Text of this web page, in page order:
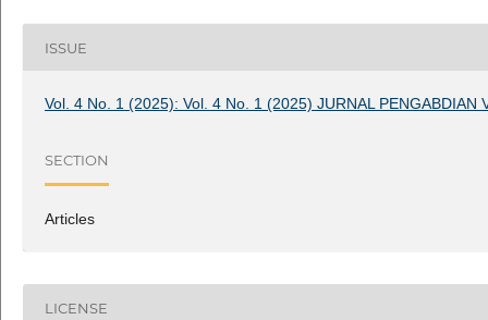
ISSUE
Vol. 4 No. 1 (2025): Vol. 4 No. 1 (2025) JURNAL PENGABDIAN
SECTION
Articles
LICENSE